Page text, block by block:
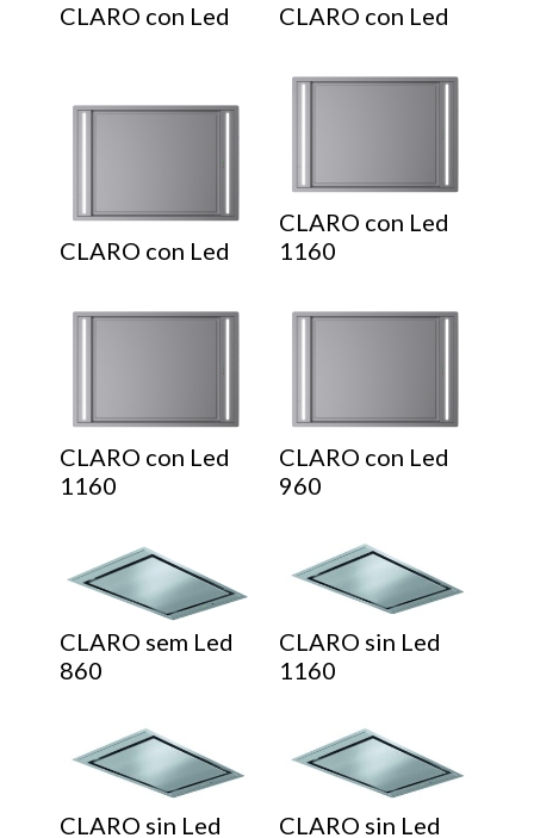
CLARO con Led CLARO con Led
CLARO con Led
CLARO con Led
1160
CLARO con Led
1160
CLARO con Led
960
CLARO sem Led
860
CLARO sin Led
1160
CLARO sin Led CLARO sin Led